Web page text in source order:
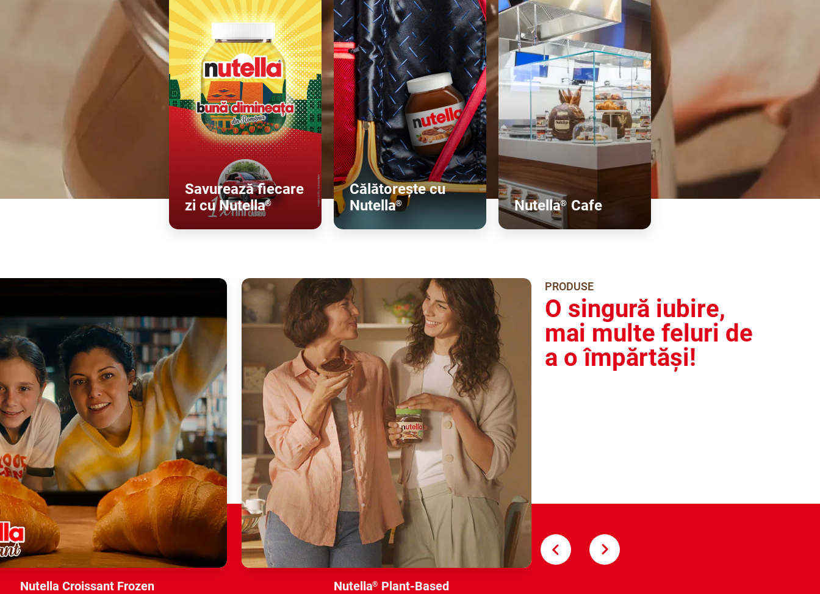
Savurează fiecare
zi cu Nutella®
Călătorește cu
Nutella® Nutella® Cafe
Nutella® Plant-Based
Nutella Croissant Frozen
PRODUSE
O singură iubire,
mai multe feluri de
a o împărtăși!